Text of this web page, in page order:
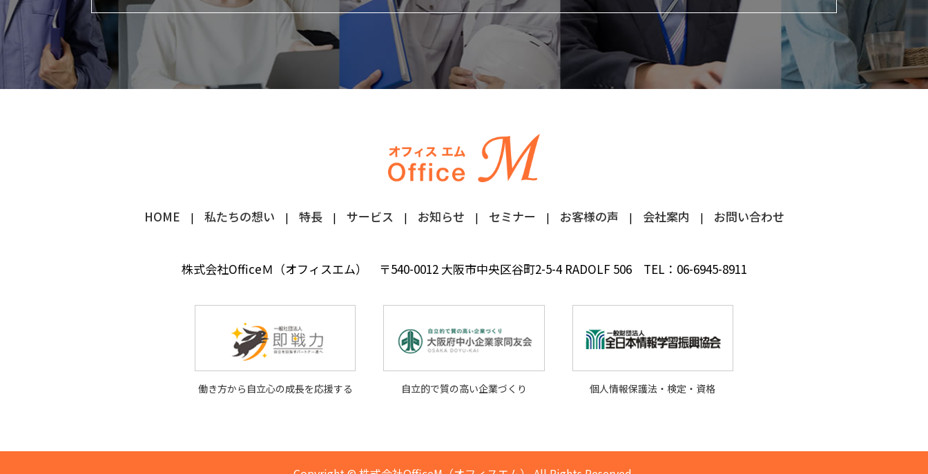
HOME 私たちの想い 特長 サービス お知らせ セミナー お客様の声 会社案内 お問い合わせ
株式会社OfficeＭ（オフィスエム） 〒540-0012 大阪市中央区谷町2-5-4 RADOLF 506 TEL： 06-6945-8911
働き方から自立心の成長を応援する 自立的で質の高い企業づくり 個人情報保護法・検定・資格